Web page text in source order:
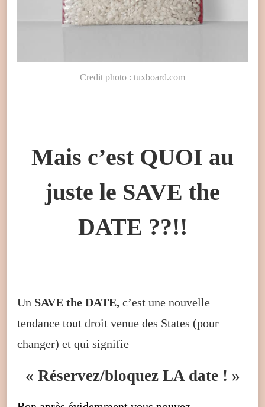
Credit photo : tuxboard.com
Mais c’est QUOI au
juste le SAVE the
DATE ??!!
Un SAVE the DATE, c’est une nouvelle
tendance tout droit venue des States (pour
changer) et qui signifie
« Réservez/bloquez LA date ! »